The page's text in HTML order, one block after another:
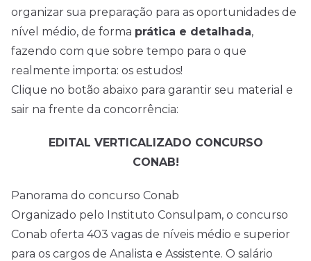
organizar sua preparação para as oportunidades de
nível médio, de forma prática e detalhada,
fazendo com que sobre tempo para o que
realmente importa: os estudos!
Clique no botão abaixo para garantir seu material e
sair na frente da concorrência:
EDITAL VERTICALIZADO CONCURSO
CONAB!
Panorama do concurso Conab
Organizado pelo Instituto Consulpam, o concurso
Conab oferta 403 vagas de níveis médio e superior
para os cargos de Analista e Assistente. O salário